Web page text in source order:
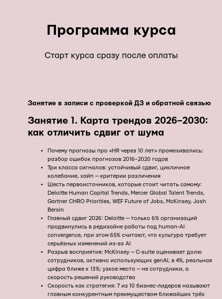
Программа курса
Старт курса сразу после оплаты
Занятие в записи с проверкой ДЗ и обратной связью
Занятие 1. Карта трендов 2026–2030:
как отличить сдвиг от шума
Почему прогнозы про «HR через 10 лет» промахивались:
разбор ошибок прогнозов 2016–2020 годов
Три класса сигналов: устойчивый сдвиг, цикличное
колебание, хайп — критерии различения
Шесть первоисточников, которые стоит читать самому:
Deloitte Human Capital Trends, Mercer Global Talent Trends,
Gartner CHRO Priorities, WEF Future of Jobs, McKinsey, Josh
Bersin
Главный сдвиг 2026: Deloitte — только 6% организаций
продвинулись в редизайне работы под human-AI
convergence, при этом 65% считают, что культура требует
серьёзных изменений из-за AI
Разрыв восприятия: McKinsey — C-suite оценивает долю
сотрудников, активно использующих genAI, в 4%, реальная
цифра ближе к 13%; узкое место — не сотрудники, а
скорость решений руководства
Скорость как стратегия: 7 из 10 бизнес-лидеров называют
главным конкурентным преимуществом ближайших трёх